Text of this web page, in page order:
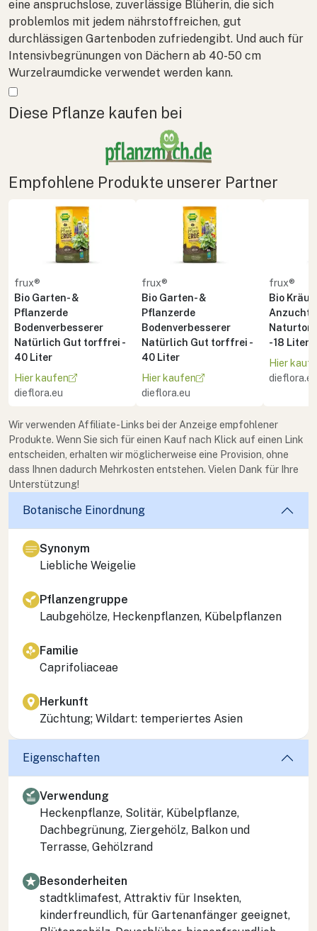
eine anspruchslose, zuverlässige Blüherin, die sich
problemlos mit jedem nährstoffreichen, gut
durchlässigen Gartenboden zufriedengibt. Und auch für
Intensivbegrünungen von Dächern ab 40-50 cm
Wurzelraumdicke verwendet werden kann.
Mehr anzeigen
Diese Pflanze kaufen bei
Empfohlene Produkte unserer Partner
frux®
Bio Garten- &
Pflanzerde
Bodenverbesserer
Natürlich Gut torffrei -
40 Liter
Hier kaufen
dieflora.eu
frux®
Bio Garten- &
Pflanzerde
Bodenverbesserer
Natürlich Gut torffrei -
40 Liter
Hier kaufen
dieflora.eu
frux®
Bio
Naturton
- 18 Liter
Hier
dieflora.eu
Wir verwenden Affiliate-Links bei der Anzeige empfohlener
Produkte. Wenn Sie sich für einen Kauf nach Klick auf einen Link
entscheiden, erhalten wir möglicherweise eine Provision, ohne
dass Ihnen dadurch Mehrkosten entstehen. Vielen Dank für Ihre
Unterstützung!
Botanische Einordnung
Synonym
Liebliche Weigelie
Pflanzengruppe
Laubgehölze, Heckenpflanzen, Kübelpflanzen
Familie
Caprifoliaceae
Herkunft
Züchtung; Wildart: temperiertes Asien
Eigenschaften
Verwendung
Heckenpflanze, Solitär, Kübelpflanze,
Dachbegrünung, Ziergehölz, Balkon und
Terrasse, Gehölzrand
Besonderheiten
stadtklimafest, Attraktiv für Insekten,
kinderfreundlich, für Gartenanfänger geeignet,